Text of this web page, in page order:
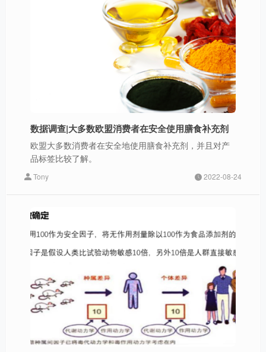
数据调查|大多数欧盟消费者在安全使用膳食补充剂
欧盟大多数消费者在安全地使用膳食补充剂，并且对产
品标签比较了解。
Tony 2022-08-24